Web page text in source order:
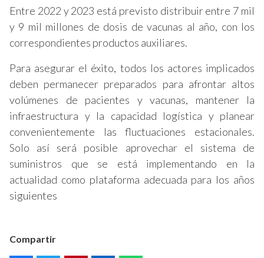
Entre 2022 y 2023 está previsto distribuir entre 7 mil
y 9 mil millones de dosis de vacunas al año, con los
correspondientes productos auxiliares.
Para asegurar el éxito, todos los actores implicados
deben permanecer preparados para afrontar altos
volúmenes de pacientes y vacunas, mantener la
infraestructura y la capacidad logística y planear
convenientemente las fluctuaciones estacionales.
Solo así será posible aprovechar el sistema de
suministros que se está implementando en la
actualidad como plataforma adecuada para los años
siguientes
Compartir